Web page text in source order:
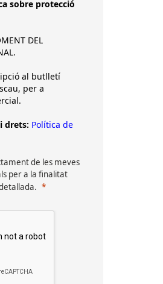
sobre protecció
DEL
al butlletí
per a
drets: Política de
de les meves
per a la finalitat